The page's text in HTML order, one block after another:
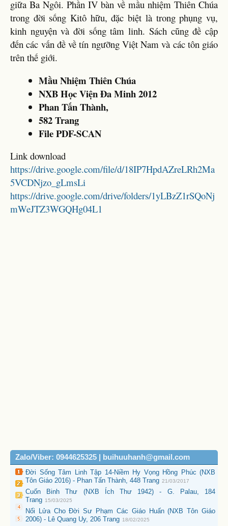
giữa Ba Ngôi. Phần IV bàn về mầu nhiệm Thiên Chúa
trong đời sống Kitô hữu, đặc biệt là trong phụng vụ,
kinh nguyện và đời sống tâm linh. Sách cũng đề cập
đến các vấn đề về tín ngưỡng Việt Nam và các tôn giáo
trên thế giới.
Mầu Nhiệm Thiên Chúa
NXB Học Viện Đa Minh 2012
Phan Tấn Thành,
582 Trang
File PDF-SCAN
Link download
https://drive.google.com/file/d/18IP7HpdAZreLRh2Ma
5VCDNjzo_gLmsLi
https://drive.google.com/drive/folders/1yLBzZ1rSQoNj
mWeJTZ3WGQHg04L1
Zalo/Viber: 0944625325 | buihuuhanh@gmail.com
Đời Sống Tâm Linh Tập 14-Niềm Hy Vọng Hồng Phúc (NXB
Tôn Giáo 2016) - Phan Tấn Thành, 448 Trang 21/03/2017
Cuốn Binh Thư (NXB Ích Thư 1942) - G. Palau, 184
Trang 15/03/2025
Nối Lửa Cho Đời Sư Phạm Các Giáo Huấn (NXB Tôn Giáo
2006) - Lê Quang Uy, 206 Trang 18/02/2025